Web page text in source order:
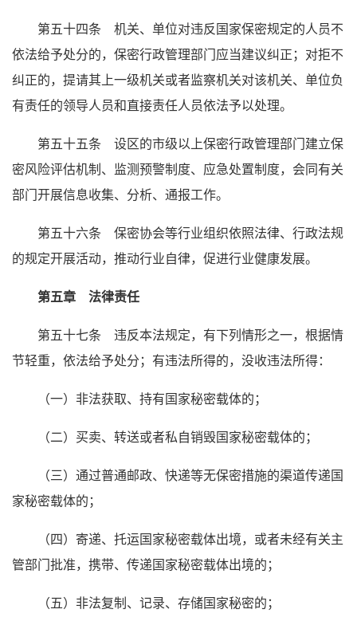
第五十四条 机关、单位对违反国家保密规定的人员不
依法给予处分的，保密行政管理部门应当建议纠正；对拒不
纠正的，提请其上一级机关或者监察机关对该机关、单位负
有责任的领导人员和直接责任人员依法予以处理。
第五十五条 设区的市级以上保密行政管理部门建立保
密风险评估机制、监测预警制度、应急处置制度，会同有关
部门开展信息收集、分析、通报工作。
第五十六条 保密协会等行业组织依照法律、行政法规
的规定开展活动，推动行业自律，促进行业健康发展。
第五章 法律责任
第五十七条 违反本法规定，有下列情形之一，根据情
节轻重，依法给予处分；有违法所得的，没收违法所得：
（一）非法获取、持有国家秘密载体的；
（二）买卖、转送或者私自销毁国家秘密载体的；
（三）通过普通邮政、快递等无保密措施的渠道传递国
家秘密载体的；
（四）寄递、托运国家秘密载体出境，或者未经有关主
管部门批准，携带、传递国家秘密载体出境的；
（五）非法复制、记录、存储国家秘密的；